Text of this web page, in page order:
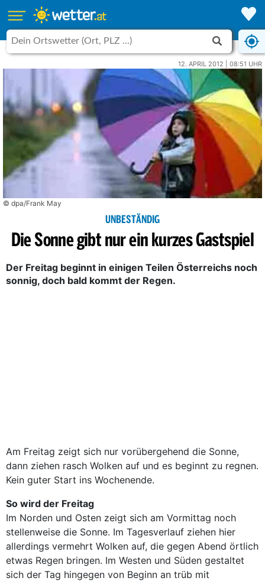
12. APRIL 2012 | 08:51 UHR
© dpa/Frank May
UNBESTÄNDIG
Die Sonne gibt nur ein kurzes Gastspiel
Der Freitag beginnt in einigen Teilen Österreichs noch
sonnig, doch bald kommt der Regen.
Am Freitag zeigt sich nur vorübergehend die Sonne,
dann ziehen rasch Wolken auf und es beginnt zu regnen.
Kein guter Start ins Wochenende.
So wird der Freitag
Im Norden und Osten zeigt sich am Vormittag noch
stellenweise die Sonne. Im Tagesverlauf ziehen hier
allerdings vermehrt Wolken auf, die gegen Abend örtlich
etwas Regen bringen. Im Westen und Süden gestaltet
sich der Tag hingegen von Beginn an trüb mit